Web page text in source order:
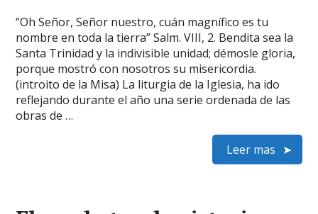
“Oh Señor, Señor nuestro, cuán magnífico es tu
nombre en toda la tierra” Salm. VIII, 2. Bendita sea la
Santa Trinidad y la indivisible unidad; démosle gloria,
porque mostró con nosotros su misericordia.
(introito de la Misa) La liturgia de la Iglesia, ha ido
reflejando durante el año una serie ordenada de las
obras de …
Leer mas